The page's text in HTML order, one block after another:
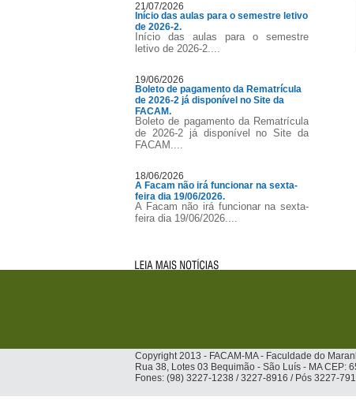
21/07/2026
Início das aulas para o semestre letivo
de 2026-2.
Início das aulas para o semestre
letivo de 2026-2....
19/06/2026
Boleto de pagamento da Rematrícula
de 2026-2 já disponível no Site da
FACAM.
Boleto de pagamento da Rematrícula
de 2026-2 já disponível no Site da
FACAM....
18/06/2026
A Facam não irá funcionar na sexta-
feira dia 19/06/2026.
A Facam não irá funcionar na sexta-
feira dia 19/06/2026....
Copyright 2013 - FACAM-MA - Faculdade do
Rua 38, Lotes 03 Bequimão - São Luís - MA CEP:
Fones: (98) 3227-1238 / 3227-8916 / Pós 3227-